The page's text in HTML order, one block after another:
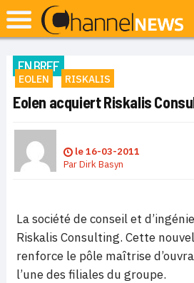
EN BREF
EOLEN RISKALIS
Eolen acquiert Riskalis
le16-03-2011
ParDirk Basyn
La société de conseil et
Riskalis Consulting. Cette
renforce le pôle maîtrise
l’une des filiales du groupe.